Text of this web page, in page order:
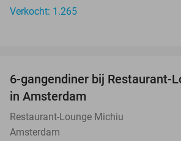
Verkocht: 1.265
6-gangendiner bij Restaurant-
in Amsterdam
Restaurant-Lounge Michiu
Amsterdam